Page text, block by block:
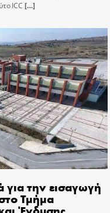
ICC […]
την εισαγωγή
Τμήμα
Ένδυσης